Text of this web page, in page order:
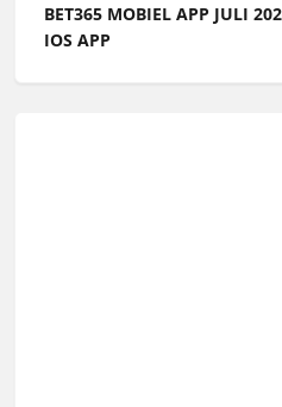
BET365 MOBIEL APP JULI
IOS APP